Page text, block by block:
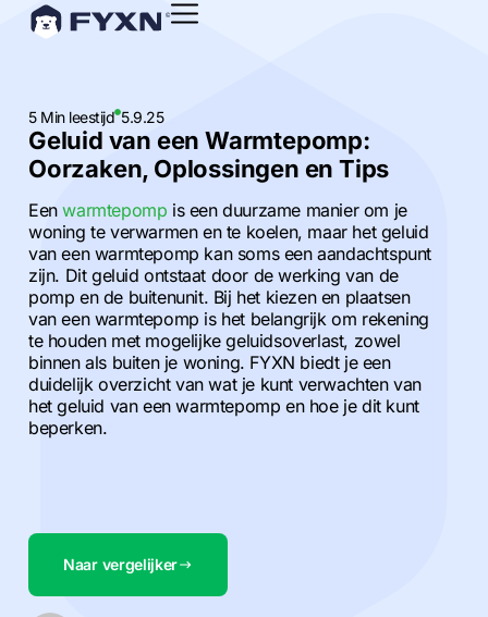
5 Min leestijd 5.9.25
Geluid van een Warmtepomp:
Oorzaken, Oplossingen en Tips
Eenwarmtepomp is een duurzame manier om je
woning te verwarmen en te koelen, maar het geluid
van een warmtepomp kan soms een aandachtspunt
zijn. Dit geluid ontstaat door de werking van de
pomp en de buitenunit. Bij het kiezen en plaatsen
van een warmtepomp is het belangrijk om rekening
te houden met mogelijke geluidsoverlast, zowel
binnen als buiten je woning. FYXN biedt je een
duidelijk overzicht van wat je kunt verwachten van
het geluid van een warmtepomp en hoe je dit kunt
beperken.
Naar vergelijker